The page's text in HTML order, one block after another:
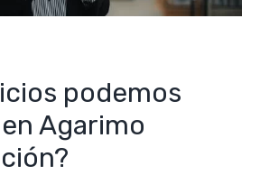
podemos
Agarimo